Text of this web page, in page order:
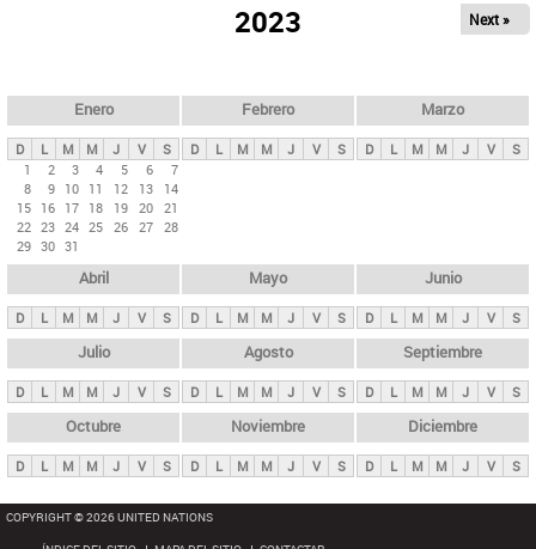
ds
p
n
i
p
a
l
s
2023 Next »
Enero
D L M M J V
S
1
2 3 4 5 6
7
8
9 10 11 12 13
14
15 16 17 18 19 20 21
22 23 24 25 26 27 28
29 30 31
Febrero
D L M M J V S
Marzo
D L M M J V S
Abril
D L M M J V S
Mayo
D L M M J V S
Junio
D L M M J V S
Julio
D L M M J V S
Agosto
D L M M J V S
Septiembre
D L M M J V S
Octubre
D L M M J V S
Noviembre
D L M M J V S
Diciembre
D L M M J V S
COPYRIGHT © 2026 UNITED NATIONS